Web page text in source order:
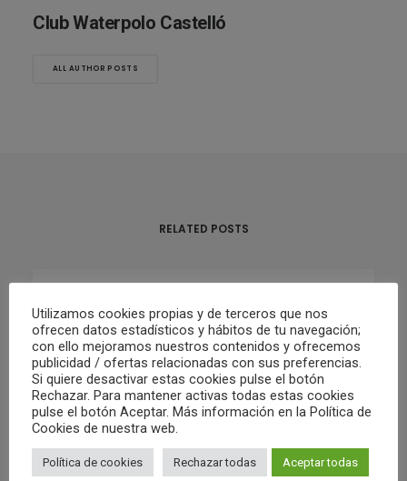
Club Waterpolo Castelló
ALL AUTHOR POSTS
RELATED POSTS
02/05/2022
RESUMEN FIN DE SEMANA 30/04 Y
01/05
by Club Waterpolo Castelló
Utilizamos cookies propias y de terceros que nos
ofrecen datos estadísticos y hábitos de tu navegación;
con ello mejoramos nuestros contenidos y ofrecemos
publicidad / ofertas relacionadas con sus preferencias.
Si quiere desactivar estas cookies pulse el botón
Rechazar. Para mantener activas todas estas cookies
pulse el botón Aceptar. Más información en la Política de
Cookies de nuestra web.
Política de cookies Rechazar todas Aceptar todas